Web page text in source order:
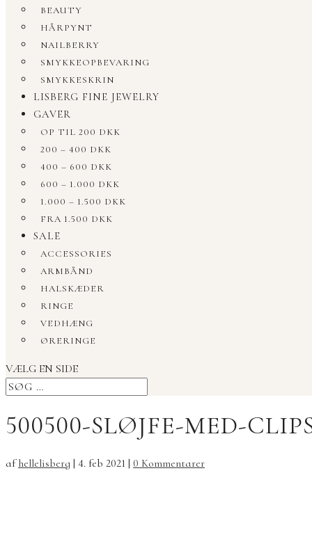
BEAUTY
HÅRPYNT
NAILBERRY
SMYKKEOPBEVARING
SMYKKESKRIN
LISBERG FINE JEWELRY
GAVER
OP TIL 200 DKK
200 – 400 DKK
400 – 600 DKK
600 – 1.000 DKK
1.000 – 1.500 DKK
FRA 1.500 DKK
SALE
ACCESSORIES
ARMBÅND
HALSKÆDER
RINGE
VEDHÆNG
ØRERINGE
VÆLG EN SIDE
500500-SLØJFE-MED-
afhellelisberg | 4. feb 2021 | 0 Kommentarer